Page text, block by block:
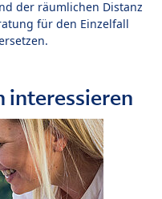
der räumlichen Distanz
für den Einzelfall
interessieren